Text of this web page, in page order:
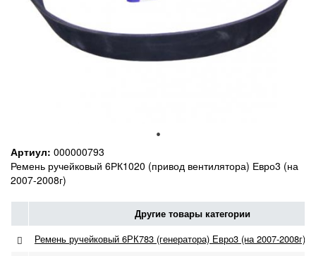
Артиул: 000000793
Ремень ручейковый 6РК1020 (привод вентилятора) Евро3 (на
2007-2008г)
Другие товары категории
Ремень ручейковый 6РК783 (генератора) Евро3 (на 2007-2008г)